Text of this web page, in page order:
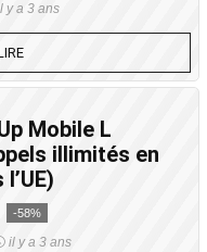
y a 3 ans
Mobile L
illimités en
-58%
il y a 3 ans